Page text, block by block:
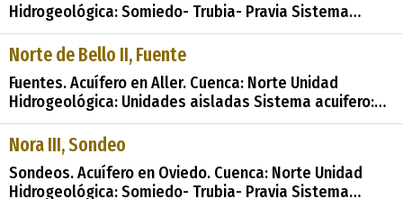
Hidrogeológica: Somiedo- Trubia- Pravia Sistema
acuifero: Unidad mesoterciaria Gijón-Cangas de Onis
Cota: 170 Profundidad: 45.00 Naturaleza: Sondeo Uso:
Desconocido Perímetro: No se sabe Nota: Si no hay
ninguna indicación, se consider
Norte de Bello II, Fuente
Fuentes. Acuífero en Aller. Cuenca: Norte Unidad
Hidrogeológica: Unidades aisladas Sistema acuifero:
Acuífero aislado Toponimia: Fuente al N de Bello Cota:
810 Naturaleza: Manantial Uso: Ganadería Perímetro:
No se sabe Nota: Si no hay ninguna indicación, se
considera «agua
Nora III, Sondeo
Sondeos. Acuífero en Oviedo. Cuenca: Norte Unidad
Hidrogeológica: Somiedo- Trubia- Pravia Sistema